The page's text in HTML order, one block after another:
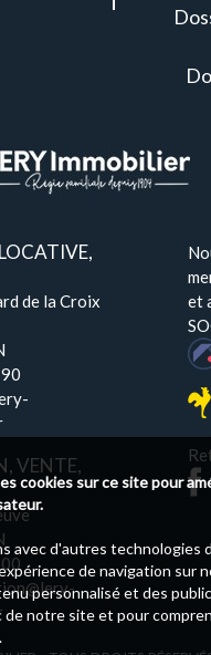
de la Croix
VENTE,
et
cookies sur ce site pour
avec d'autres technologies
de navigation sur
personnalisé et des
de notre site et pour